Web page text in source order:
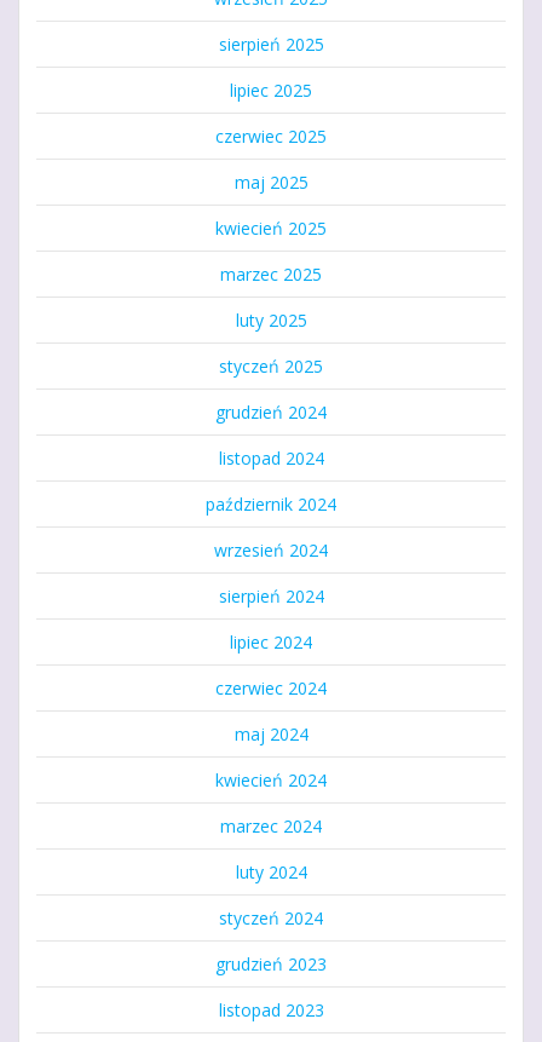
sierpień 2025
lipiec 2025
czerwiec 2025
maj 2025
kwiecień 2025
marzec 2025
luty 2025
styczeń 2025
grudzień 2024
listopad 2024
październik 2024
wrzesień 2024
sierpień 2024
lipiec 2024
czerwiec 2024
maj 2024
kwiecień 2024
marzec 2024
luty 2024
styczeń 2024
grudzień 2023
listopad 2023